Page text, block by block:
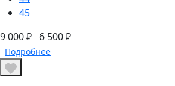
45
9 000 ₽ 6 500 ₽
Подробнее